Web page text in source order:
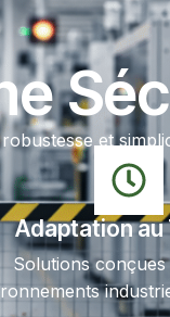
et
Adaptation au
Solutions